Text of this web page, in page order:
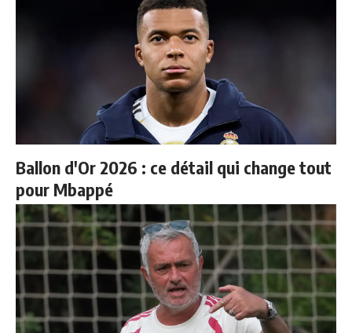
Ballon d'Or 2026 : ce détail qui change tout
pour Mbappé